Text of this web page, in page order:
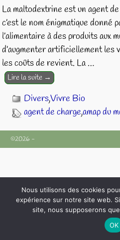
La maltodextrine est un agent
c’est le nom énigmatique donné
l’alimentaire à des produits aux
d’augmenter artificiellement les
les coûts de revient. La…
Lire la suite →
Divers,Vivre Bio
agent de charge,amap du
©2026 -
Nous utilisons des cookies
expérience sur notre site web.
site, nous supposerons
OK